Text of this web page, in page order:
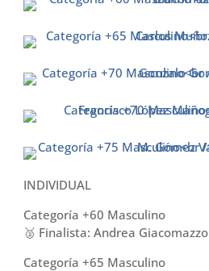
INDIVIDUAL
Categoría +60 Masculino
🥈 Finalista: Andrea Giacomazzo
Categoría +65 Masculino